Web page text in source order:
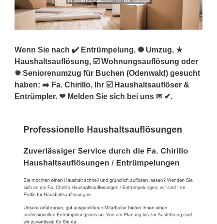
Wenn Sie nach ✔️ Entrümpelung, ✺ Umzug, ★
Haushaltsauflösung, ☑️ Wohnungsauflösung oder
✹ Seniorenumzug für Buchen (Odenwald) gesucht
haben: ➡️ Fa. Chirillo, Ihr ☑️ Haushaltsauflöser &
Entrümpler. ❤ Melden Sie sich bei uns ✉ ✔.